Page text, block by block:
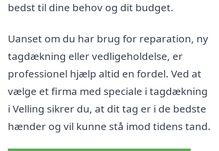
bedst til dine behov og dit budget.
Uanset om du har brug for reparation, ny
tagdækning eller vedligeholdelse, er
professionel hjælp altid en fordel. Ved at
vælge et firma med speciale i tagdækning
i Velling sikrer du, at dit tag er i de bedste
hænder og vil kunne stå imod tidens tand.